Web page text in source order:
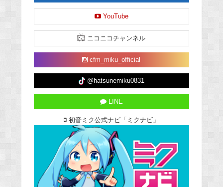
YouTube
ニコニコチャンネル
cfm_miku_official
@hatsunemiku0831
LINE
初音ミク公式ナビ「ミクナビ」